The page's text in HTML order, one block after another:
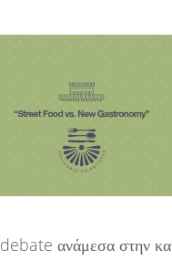
ανάμεσα στην